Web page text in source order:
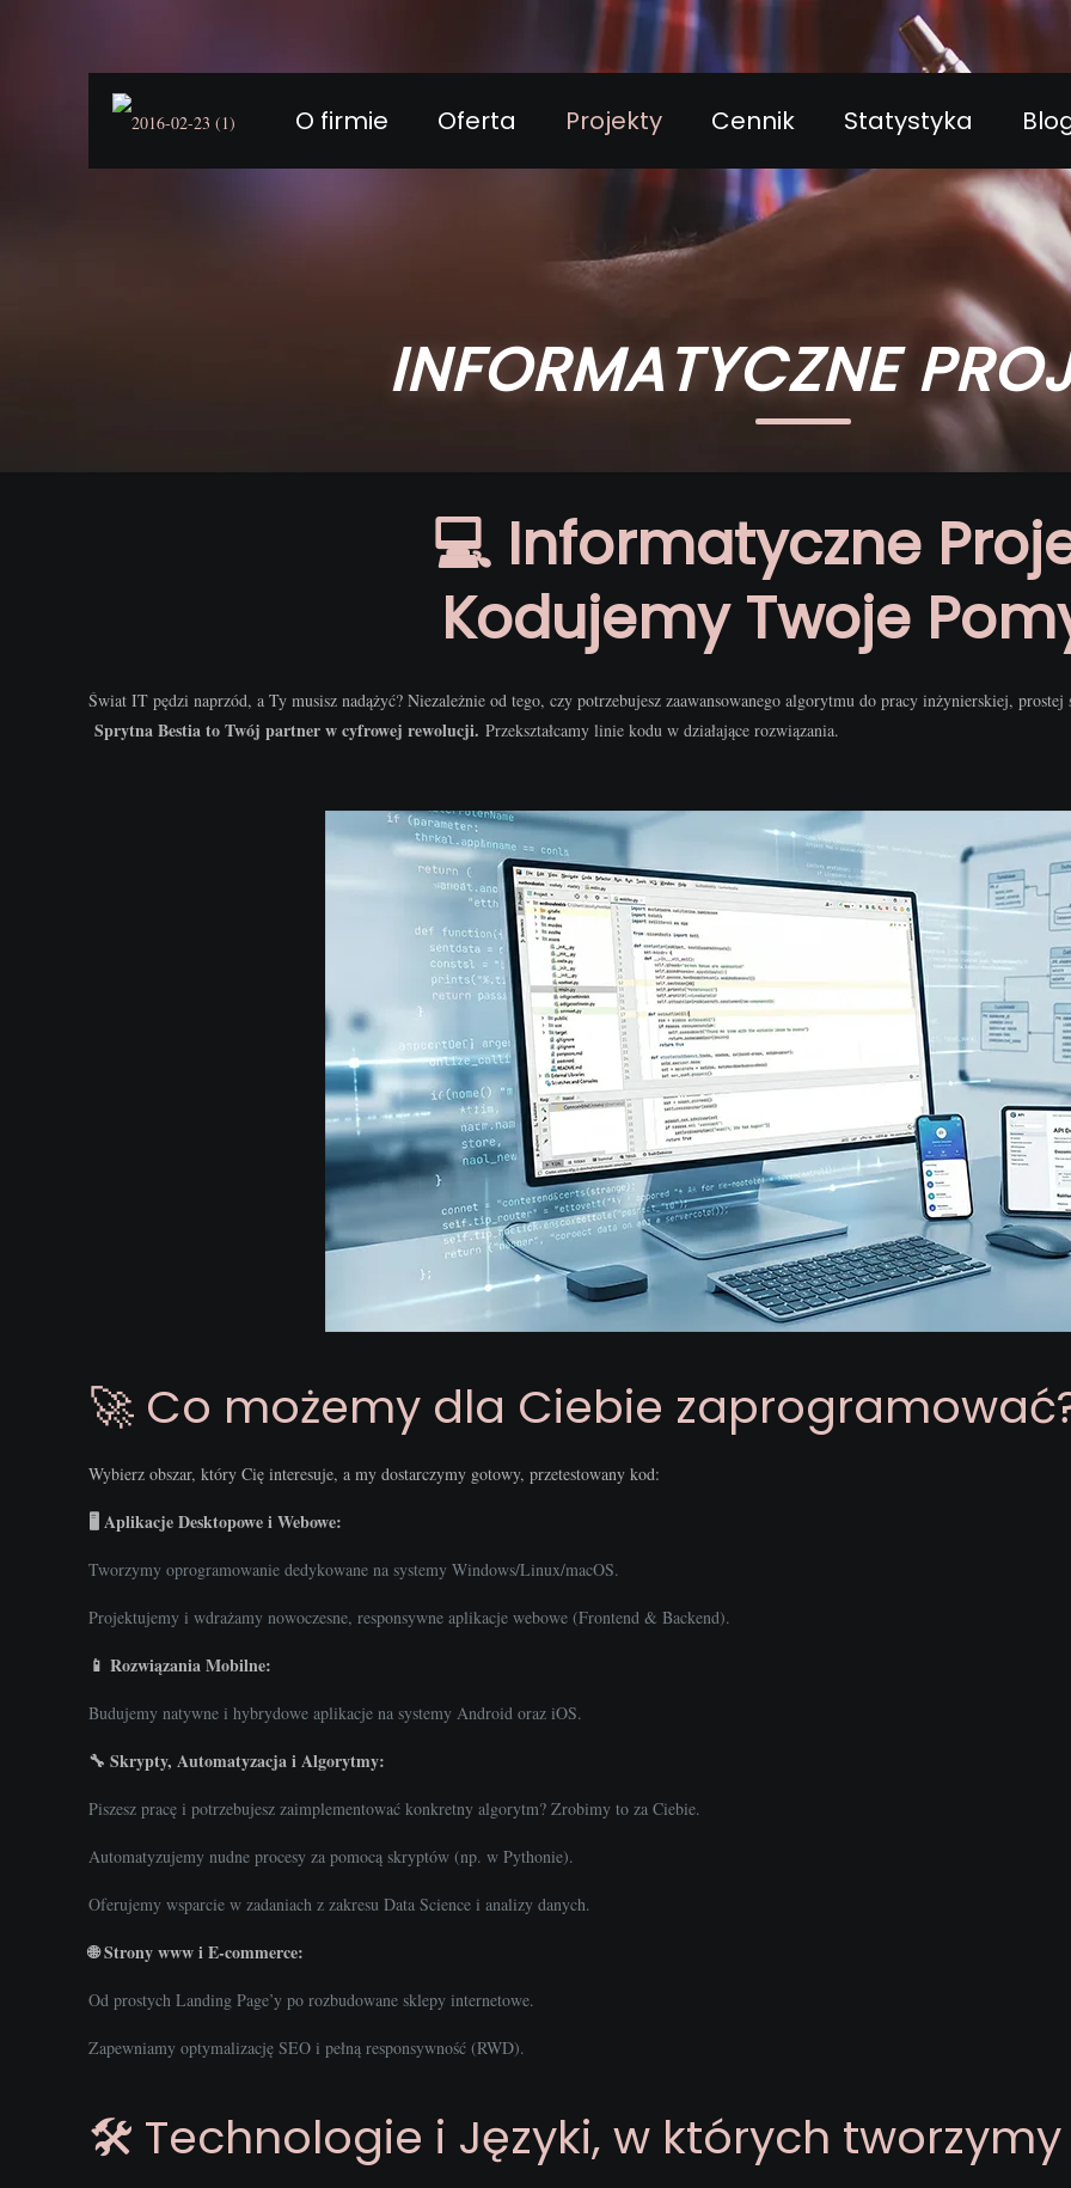
O firmie Oferta Projekty Cennik Statystyka
INFORMATYCZNE
💻 Informatyczne
Kodujemy Twoje
Świat IT pędzi naprzód, a Ty musisz nadążyć? Niezależnie od tego, czy potrzebujesz zaawansowanego algorytmu do pracy inżynierskiej,
Sprytna Bestia to Twój partner w cyfrowej rewolucji. Przekształcamy linie kodu w działające rozwiązania.
🚀 Co możemy dla Ciebie
Wybierz obszar, który Cię interesuje, a my dostarczymy gotowy, przetestowany kod:
🖥️ Aplikacje Desktopowe i Webowe:
Tworzymy oprogramowanie dedykowane na systemy Windows/Linux/macOS.
Projektujemy i wdrażamy nowoczesne, responsywne aplikacje webowe (Frontend & Backend).
📱 Rozwiązania Mobilne:
Budujemy natywne i hybrydowe aplikacje na systemy Android oraz iOS.
🔧 Skrypty, Automatyzacja i Algorytmy:
Piszesz pracę i potrzebujesz zaimplementować konkretny algorytm? Zrobimy to za Ciebie.
Automatyzujemy nudne procesy za pomocą skryptów (np. w Pythonie).
Oferujemy wsparcie w zadaniach z zakresu Data Science i analizy danych.
🌐 Strony www i E-commerce:
Od prostych Landing Page’y po rozbudowane sklepy internetowe.
Zapewniamy optymalizację SEO i pełną responsywność (RWD).
🛠️ Technologie i Języki, w których tworzymy